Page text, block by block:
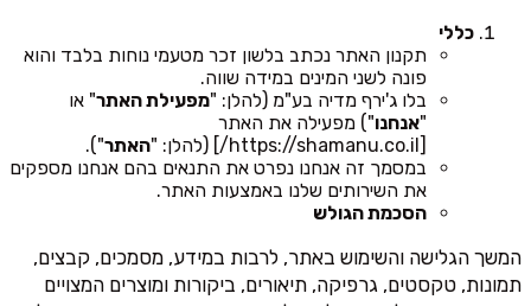
כללי
תקנון האתר נכתב בלשון זכר מטעמי נוחות בלבד והוא
פונה לשני המינים במידה שווה.
בלו ג'ירף מדיה בע"מ (להלן: "מפעילת האתר" או
"אנחנו") מפעילה את האתר
[https://shamanu.co.il/] (להלן: "
האתר").
במסמך זה אנחנו נפרט את התנאים בהם אנחנו מספקים
את השירותים שלנו באמצעות האתר.
הסכמת הגולש
המשך הגלישה והשימוש באתר, לרבות במידע, מסמכים, קבצים,
תמונות, טקסטים, גרפיקה, תיאורים, ביקורות ומוצרים המצויים